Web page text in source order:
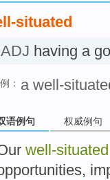
situated
ADJ having a
例： a well-
语例句 权威例句
well-situated